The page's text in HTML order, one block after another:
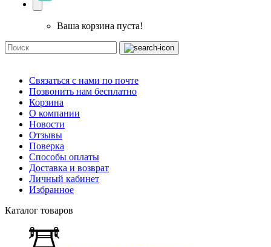
Ваша корзина пуста!
Связаться с нами по почте
Позвонить нам бесплатно
Корзина
О компании
Новости
Отзывы
Поверка
Способы оплаты
Доставка и возврат
Личный кабинет
Избранное
Каталог товаров